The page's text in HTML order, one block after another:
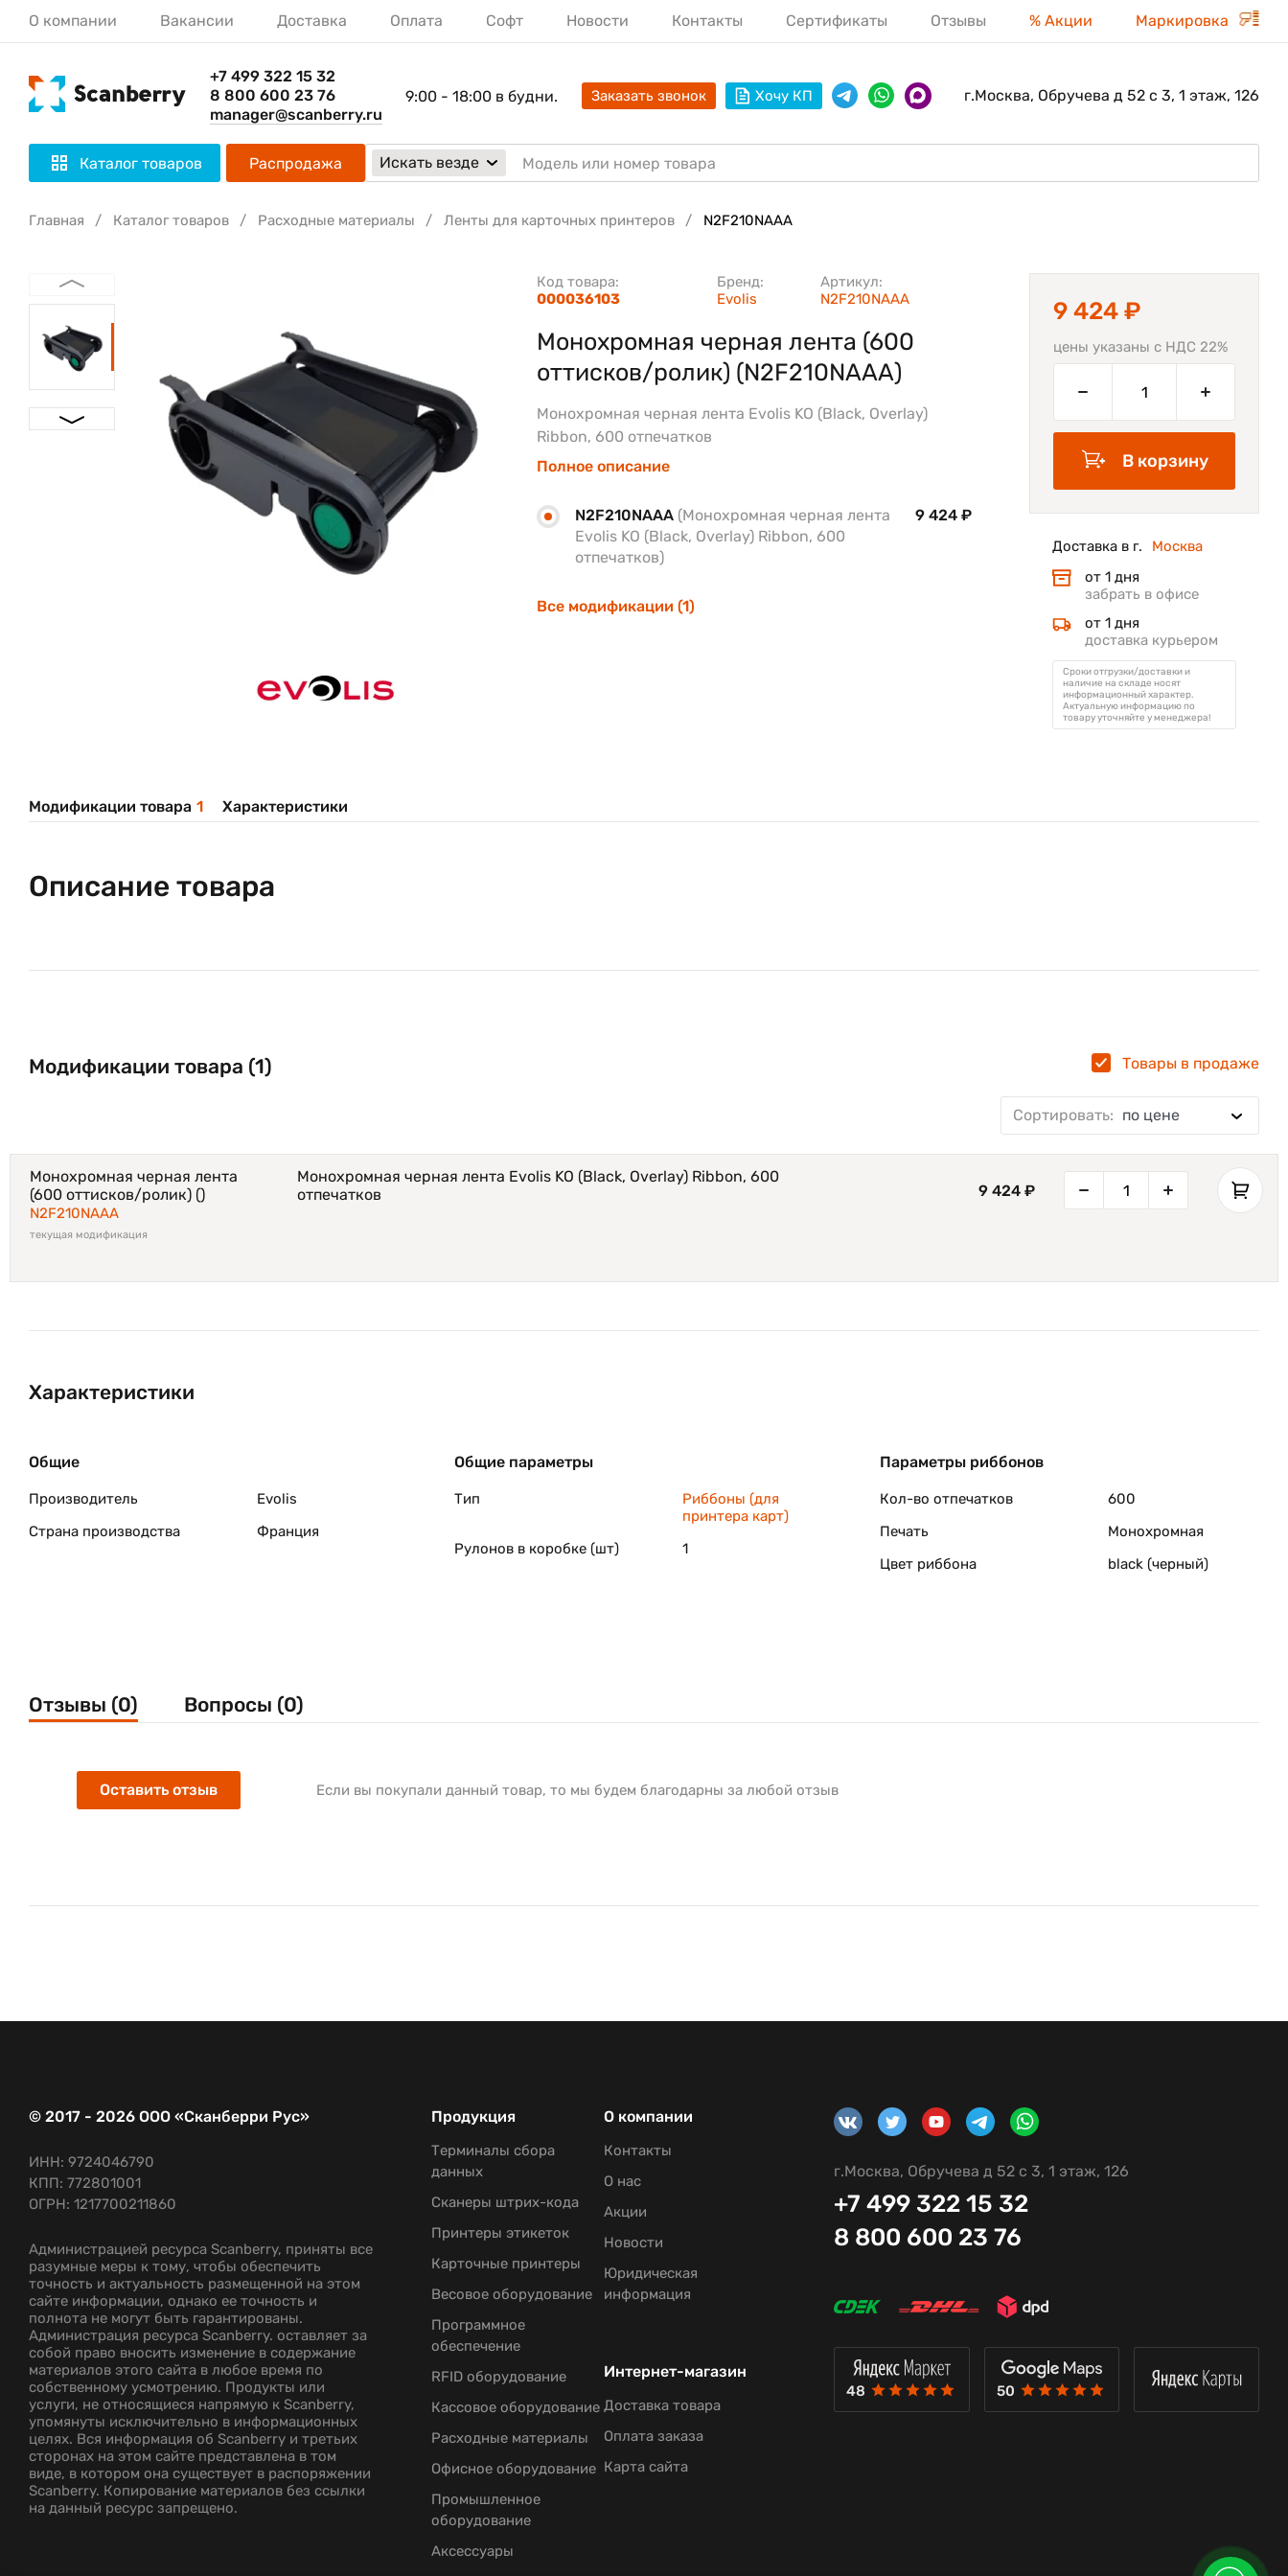
О компании Вакансии Доставка Оплата Софт Новости Контакты Сертификаты Отзывы % Акции Маркировка
+7 499 322 15 32
8 800 600 23 76
manager@scanberry.ru
9:00 - 18:00 в будни. Заказать звонок Хочу КП г.Москва, Обручева д 52 с 3, 1 этаж, 126
Каталог товаров Распродажа Искать везде
Главная Каталог товаров Расходные материалы Ленты для карточных принтеров N2F210NAAA
Бренд:
Evolis
Код товара:
000036103
Артикул:
N2F210NAAA
Монохромная черная лента (600
оттисков/ролик) (N2F210NAAA)
Монохромная черная лента Evolis KO (Black, Overlay)
Ribbon, 600 отпечатков
Полное описание
N2F210NAAA (Монохромная черная лента
Evolis KO (Black, Overlay) Ribbon, 600
отпечатков)
9 424 ₽
Все модификации (1)
9 424 ₽
цены указаны с НДС 22%
В корзину
Доставка в г.
Москва
от 1 дня
забрать в офисе
от 1 дня
доставка курьером
Сроки отгрузки/доставки и
наличие на складе носят
информационный характер.
Актуальную информацию по
товару уточняйте у менеджера!
Модификации товара 1 Характеристики
Описание товара
Модификации товара (1) Товары в продаже
Сортировать: по цене
Монохромная черная лента
(600 оттисков/ролик) ()
N2F210NAAA
текущая модификация
Монохромная черная лента Evolis KO (Black, Overlay) Ribbon, 600
отпечатков
9 424 ₽
Характеристики
Общие
Производитель
Evolis
Страна производства
Франция
Общие параметры
Тип
Риббоны (для
принтера карт)
Рулонов в коробке (шт)
1
Параметры риббонов
Кол-во отпечатков
600
Печать
Монохромная
Цвет риббона
black (черный)
Отзывы (0) Вопросы (0)
Оставить отзыв Если вы покупали данный товар, то мы будем благодарны за любой отзыв
© 2017 - 2026 ООО «Сканберри Рус»
ИНН: 9724046790
КПП: 772801001
ОГРН: 1217700211860
Продукция
Терминалы сбора
данных
Сканеры штрих-кода
Принтеры этикеток
Карточные принтеры
Весовое оборудование
Программное
обеспечение
RFID оборудование
Кассовое оборудование
Расходные материалы
Офисное оборудование
Промышленное
оборудование
Аксессуары
О компании
Контакты
О нас
Акции
Новости
Юридическая
информация
Интернет-магазин
Доставка товара
Оплата заказа
Карта сайта
г.Москва, Обручева д 52 с 3, 1 этаж, 126
+7 499 322 15 32
8 800 600 23 76
48 50